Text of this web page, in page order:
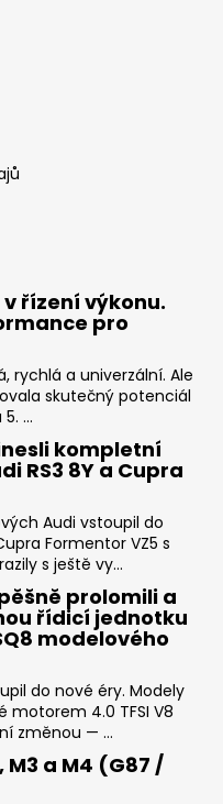
řízení výkonu.
pro
rychlá a univerzální. Ale
skutečný potenciál
...
kompletní
RS3 8Y a Cupra
Audi vstoupil do
Formentor VZ5 s
s ještě vy...
prolomili a
řídicí jednotku
modelového
do nové éry. Modely
motorem 4.0 TFSI V8
změnou — ...
M3 a M4 (G87 /